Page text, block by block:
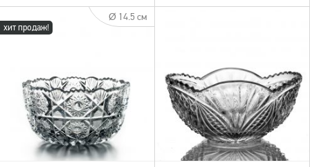
хит продаж!
Ø 14.5 см
быстрый просмотр